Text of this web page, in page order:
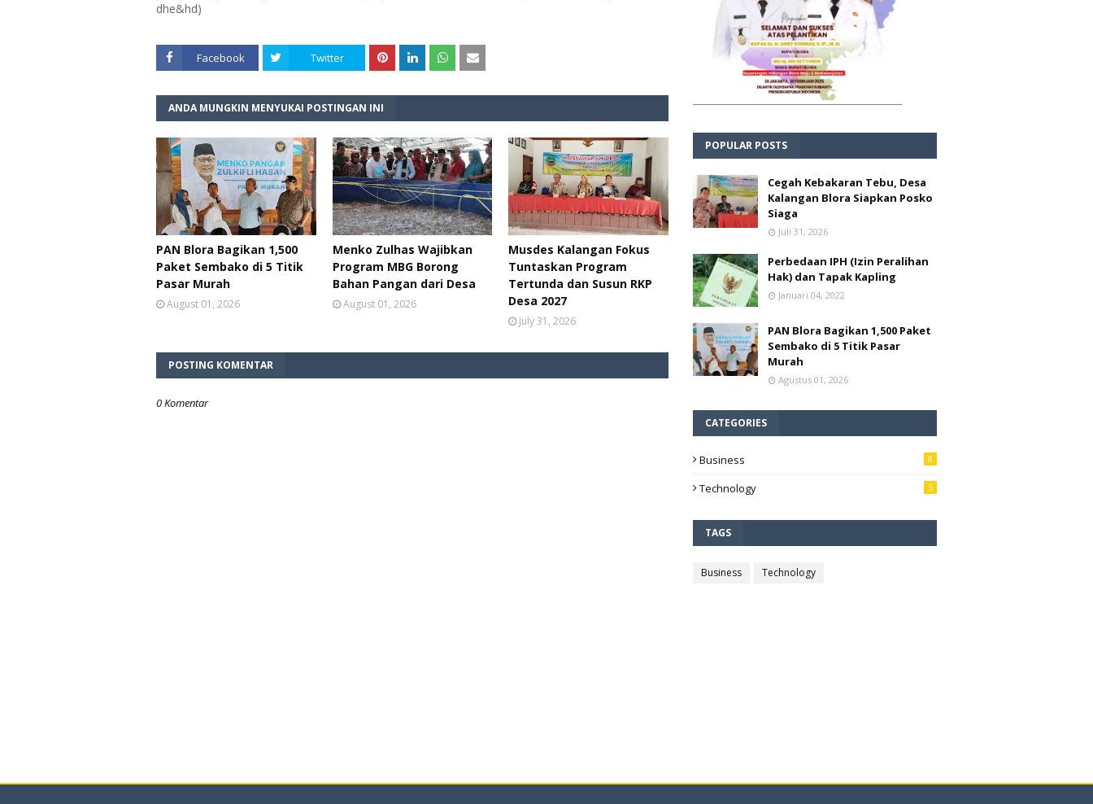
dhe&hd)
Facebook Twitter
ANDA MUNGKIN MENYUKAI POSTINGAN INI
PAN Blora Bagikan 1,500
Paket Sembako di 5 Titik
Pasar Murah
August 01, 2026
Menko Zulhas Wajibkan
Program MBG Borong
Bahan Pangan dari Desa
August 01, 2026
Musdes Kalangan Fokus
Tuntaskan Program
Tertunda dan Susun RKP
Desa 2027
July 31, 2026
POSTING KOMENTAR
0 Komentar
POPULAR POSTS
Cegah Kebakaran Tebu, Desa
Kalangan Blora Siapkan Posko
Siaga
Juli 31, 2026
Perbedaan IPH (Izin Peralihan
Hak) dan Tapak Kapling
Januari 04, 2022
PAN Blora Bagikan 1,500 Paket
Sembako di 5 Titik Pasar
Murah
Agustus 01, 2026
CATEGORIES
Business 8
Technology 5
TAGS
Business Technology